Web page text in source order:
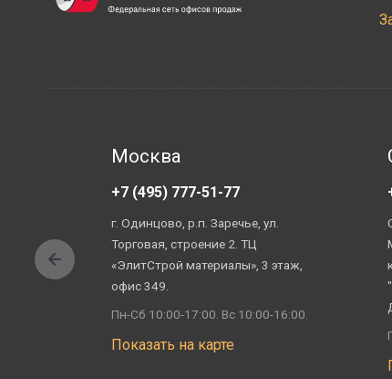
Москва
+7 (495) 777-51-77
г. Одинцово, р.п. Заречье, ул.
Торговая, строение 2. ТЦ
«ЭлитСтрой материалы», 3 этаж,
офис 349.
Пн-Сб 10:00-17:00. Вс 10:00-16:00.
Показать на карте